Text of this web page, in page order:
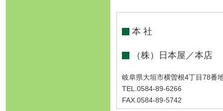
本 社
（株）日本屋／本店
岐阜県大垣市横曽根4丁目78番
TEL.0584-89-6266
FAX.0584-89-5742